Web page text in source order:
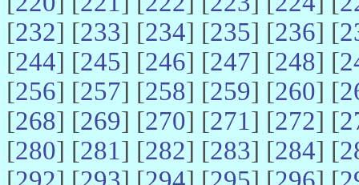
[232] [233] [234] [235] [236] [
[244] [245] [246] [247] [248] [
[256] [257] [258] [259] [260] [
[268] [269] [270] [271] [272] [
[280] [281] [282] [283] [284] [